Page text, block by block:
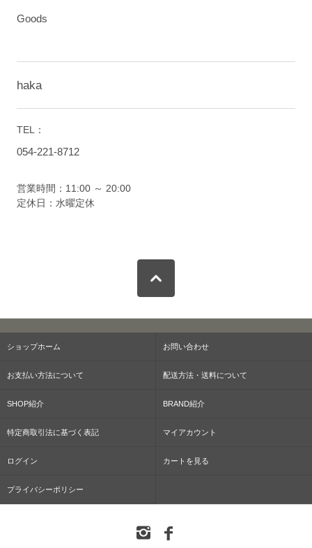
Goods
haka
TEL：
054-221-8712
営業時間：11:00 ～ 20:00
定休日：水曜定休
ショップホーム お問い合わせ
お支払い方法について 配送方法・送料について
SHOP紹介 BRAND紹介
特定商取引法に基づく表記 マイアカウント
ログイン カートを見る
プライバシーポリシー